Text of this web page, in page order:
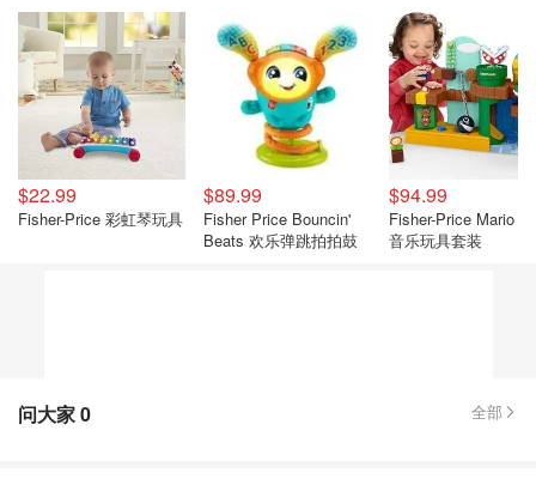
$22.99
Fisher-Price 彩虹琴玩具
$89.99
Fisher Price Bouncin'
Beats 欢乐弹跳拍拍鼓
$94.99
Fisher-Price Mario
音乐玩具套装
问大家0 全部